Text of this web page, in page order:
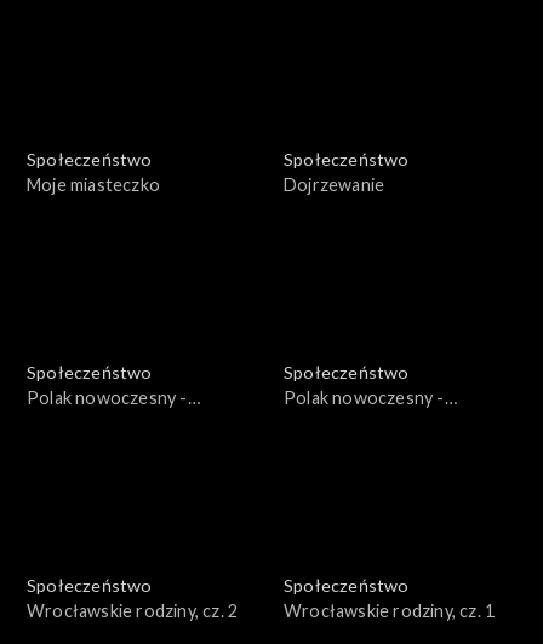
Społeczeństwo
Moje miasteczko
Społeczeństwo
Dojrzewanie
Społeczeństwo
Polak nowoczesny -
Społeczeństwo
Polak nowoczesny -
Społeczeństwo
Wrocławskie rodziny, cz. 2
Społeczeństwo
Wrocławskie rodziny, cz. 1